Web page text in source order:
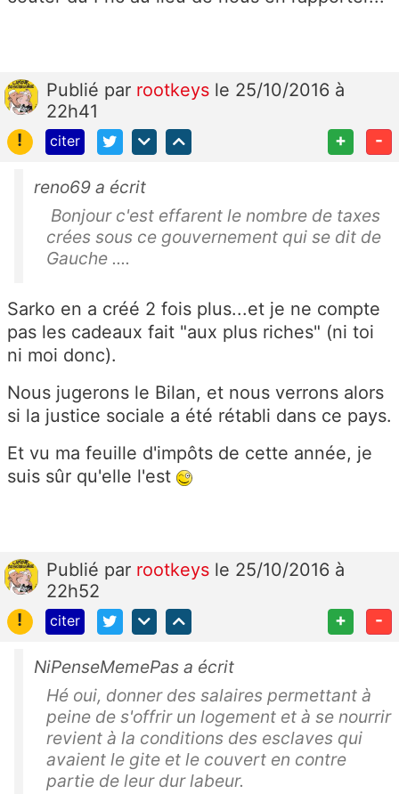
Publié par rootkeys le 25/10/2016 à
22h41
!
citer + -
reno69 a écrit
Bonjour c'est effarent le nombre de taxes
crées sous ce gouvernement qui se dit de
Gauche ....
Sarko en a créé 2 fois plus...et je ne compte
pas les cadeaux fait "aux plus riches" (ni toi
ni moi donc).
Nous jugerons le Bilan, et nous verrons alors
si la justice sociale a été rétabli dans ce pays.
Et vu ma feuille d'impôts de cette année, je
suis sûr qu'elle l'est
Publié par rootkeys le 25/10/2016 à
22h52
!
citer + -
NiPenseMemePas a écrit
Hé oui, donner des salaires permettant à
peine de s'offrir un logement et à se nourrir
revient à la conditions des esclaves qui
avaient le gite et le couvert en contre
partie de leur dur labeur.